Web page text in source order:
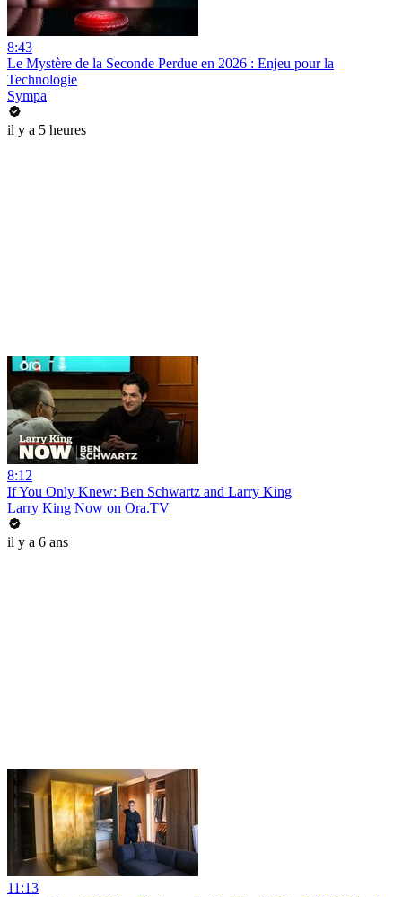
8:43
Le Mystère de la Seconde Perdue en 2026 : Enjeu pour la
Technologie
Sympa
il y a 5 heures
8:12
If You Only Knew: Ben Schwartz and Larry King
Larry King Now on Ora.TV
il y a 6 ans
11:13